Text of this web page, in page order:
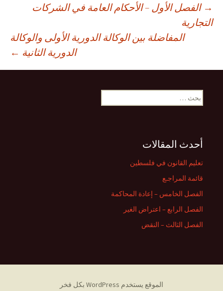
تصفّح
المقالات
→ الفصل الأول – الأحكام العامة في الشركات
التجارية
المفاضلة بين الوكالة الدورية الأولى والوكالة
الدورية الثانية ←
عن:
أحدث المقالات
تعليم القانون في فلسطين
قائمة المراجـع
الفصل الخامس – إعادة المحاكمة
الفصل الرابع – اعتراض الغير
الفصل الثالث – النقض
الموقع يستخدم WordPress بكل فخر